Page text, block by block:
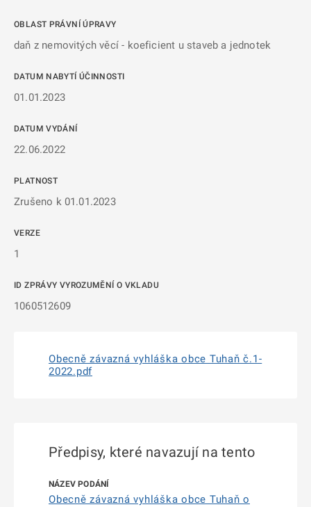
OBLAST PRÁVNÍ ÚPRAVY
daň z nemovitých věcí - koeficient u staveb a jednotek
DATUM NABYTÍ ÚČINNOSTI
01.01.2023
DATUM VYDÁNÍ
22.06.2022
PLATNOST
Zrušeno k 01.01.2023
VERZE
1
ID ZPRÁVY VYROZUMĚNÍ O VKLADU
1060512609
Obecně závazná vyhláška obce Tuhaň č.1-
2022.pdf
Předpisy, které navazují na tento
Obecně závazná vyhláška obce Tuhaň o